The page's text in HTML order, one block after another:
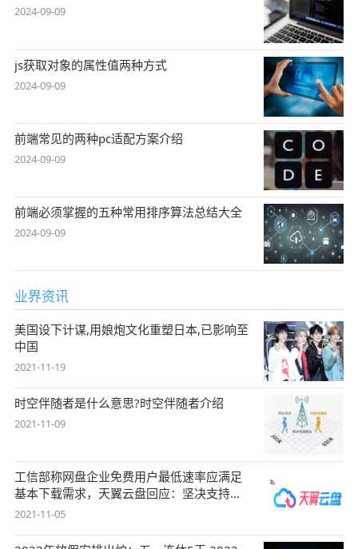
2024-09-09
js获取对象的属性值两种方式
2024-09-09
前端常见的两种pc适配方案介绍
2024-09-09
前端必须掌握的五种常用排序算法总结大全
2024-09-09
业界资讯
美国设下计谋,用娘炮文化重塑日本,已影响至
中国
2021-11-19
时空伴随者是什么意思?时空伴随者介绍
2021-11-09
工信部称网盘企业免费用户最低速率应满足
基本下载需求，天翼云盘回应：坚决支持，
始终
2021-11-05